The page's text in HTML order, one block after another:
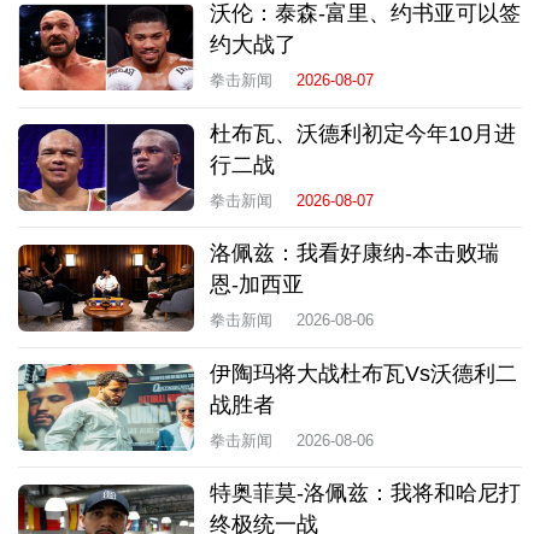
沃伦：泰森-富里、约书亚可以签
约大战了
拳击新闻 2026-08-07
杜布瓦、沃德利初定今年10月进
行二战
拳击新闻 2026-08-07
洛佩兹：我看好康纳-本击败瑞
恩-加西亚
拳击新闻 2026-08-06
伊陶玛将大战杜布瓦Vs沃德利二
战胜者
拳击新闻 2026-08-06
特奥菲莫-洛佩兹：我将和哈尼打
终极统一战